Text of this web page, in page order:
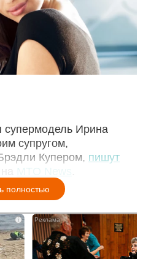
супермодель Ирина
супругом,
Купером, пишут
MTO News
полностью
i